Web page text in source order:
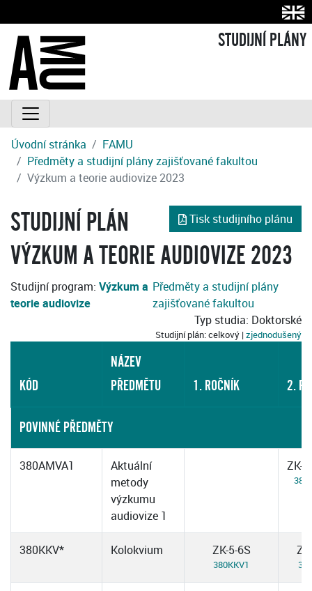
STUDIJNÍ PLÁNY
Úvodní stránka
FAMU
Předměty a studijní plány zajišťované fakultou
Výzkum a teorie audiovize 2023
Tisk studijního plánu
STUDIJNÍ PLÁN
VÝZKUM A TEORIE AUDIOVIZE 2023
Studijní program: Výzkum a
teorie audiovize
Předměty a studijní plány
zajišťované fakultou
Typ studia: Doktorské
Studijní plán: celkový |zjednodušený
KÓD
NÁZEV
PŘEDMĚTU
1. ROČNÍK 2.
POVINNÉ PŘEDMĚTY
380AMVA1
Aktuální
metody
výzkumu
audiovize 1
ZK-
380KKV* Kolokvium ZK-5-6S
380KKV1